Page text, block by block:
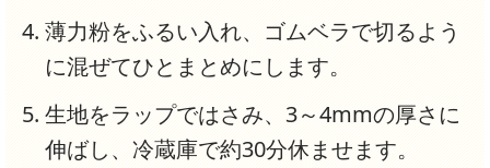
薄力粉をふるい入れ、ゴムベラで切るよう
に混ぜてひとまとめにします。
生地をラップではさみ、3～4mmの厚さに
伸ばし、冷蔵庫で約30分休ませます。